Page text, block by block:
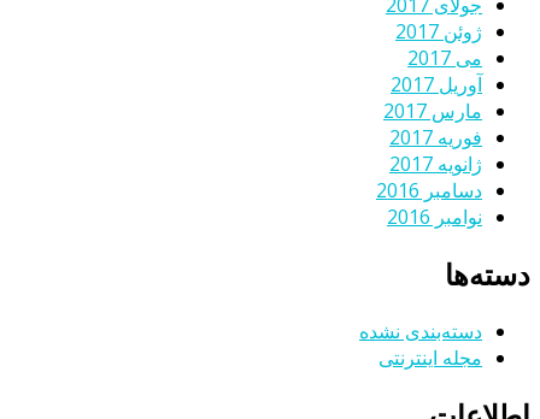
ژوئن 2017
می 2017
آوریل 2017
مارس 2017
فوریه 2017
ژانویه 2017
دسامبر 2016
نوامبر 2016
دسته‌ها
دسته‌بندی نشده
مجله اینترنتی